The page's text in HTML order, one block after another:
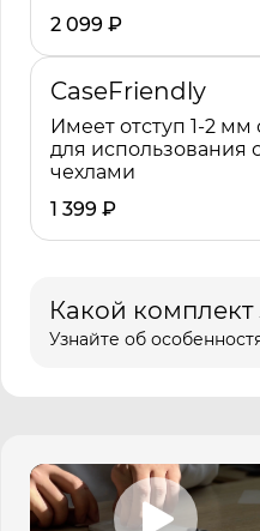
2 099 ₽
CaseFriendly
Имеет отступ 1-2 мм
для использования
чехлами
1 399 ₽
Какой
Узнайте об